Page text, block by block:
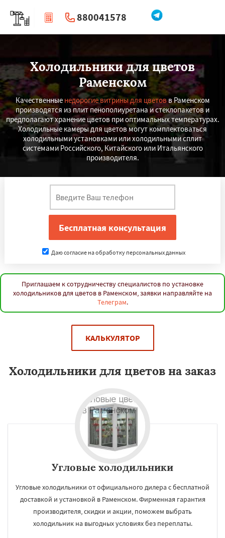
880041578
| Перезвоните мне
Холодильники для цветов
Раменском
Качественные недорогие витрины для цветовв Раменском
производятся из плит пенополиуретана и стеклопакетов и
предполагают хранение цветов при оптимальных температурах.
Холодильные камеры для цветов могут комплектоваться
холодильными установками или холодильными сплит
системами Российского, Китайского или Итальянского
производителя.
Даю согласие на обработку персональных данных
Приглашаем к сотрудничеству специалистов по установке
холодильников для цветов в Раменском, заявки направляйте на
Телеграм.
КАЛЬКУЛЯТОР
Холодильники для цветов на заказ
Угловые холодильники
Угловые холодильники от официального дилера с бесплатной
доставкой и установкой в Раменском. Фирменная гарантия
производителя, скидки и акции, поможем выбрать
холодильник на выгодных условиях без переплаты.